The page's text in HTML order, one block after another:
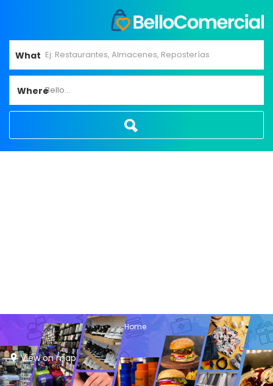
What
WhereBello...
Home
View on map